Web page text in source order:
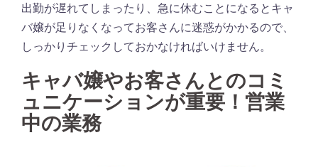
出勤が遅れてしまったり、急に休むことになるとキャ
バ嬢が足りなくなってお客さんに迷惑がかかるので、
しっかりチェックしておかなければいけません。
キャバ嬢やお客さんとのコミ
ュニケーションが重要！営業
中の業務